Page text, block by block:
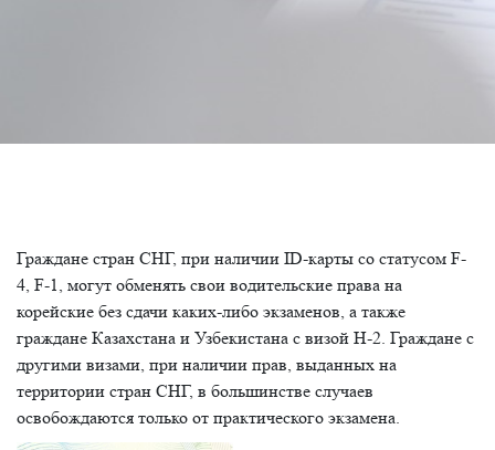
Граждане стран СНГ, при наличии ID-карты со статусом F-
4, F-1, могут обменять свои водительские права на
корейские без сдачи каких-либо экзаменов, а также
граждане Казахстана и Узбекистана с визой H-2. Граждане с
другими визами, при наличии прав, выданных на
территории стран СНГ, в большинстве случаев
освобождаются только от практического экзамена.